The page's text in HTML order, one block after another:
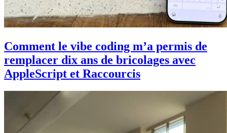
Comment le vibe coding m’a permis de
remplacer dix ans de bricolages avec
AppleScript et Raccourcis